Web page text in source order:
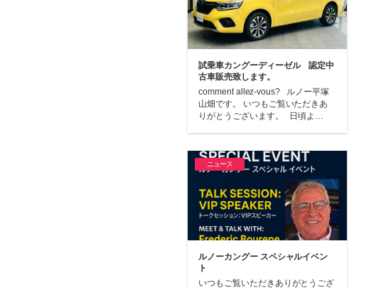
試乗車カングーディーゼル 認定中
古車販売致します。
comment allez-vous? ルノー平塚
山畑です。 いつもご覧いただきあ
りがとうございます。 日頃よ…
ニュース
ルノーカングー スペシャルイベン
ト
いつもご覧いただきありがとうござ